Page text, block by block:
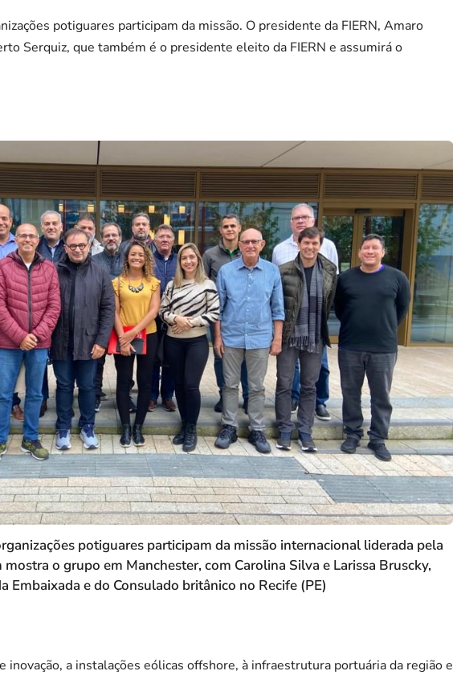
potiguares participam da missão. O presidente da FIERN, Amaro
Serquiz, que também é o presidente eleito da FIERN e assumirá o
potiguares participam da missão internacional liderada pela
o grupo em Manchester, com Carolina Silva e Larissa Bruscky,
Embaixada e do Consulado britânico no Recife (PE)
inovação, a instalações eólicas offshore, à infraestrutura portuária da região e